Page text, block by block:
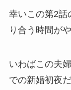
幸いこの第2話
り合う時間が
いわばこの夫
での新婚初夜